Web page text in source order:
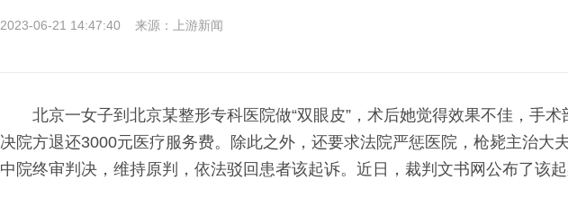
2023-06-21 14:47:40 来源：上游新闻
北京一女子到北京某整形专科医院做“双眼皮”，术后她觉得效果不佳，手
决院方退还3000元医疗服务费。除此之外，还要求法院严惩医院，枪毙主治大
中院终审判决，维持原判，依法驳回患者该起诉。近日，裁判文书网公布了该起